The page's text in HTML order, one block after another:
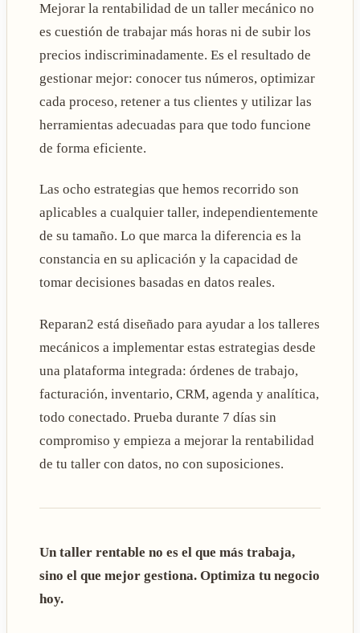
Mejorar la rentabilidad de un taller mecánico no
es cuestión de trabajar más horas ni de subir los
precios indiscriminadamente. Es el resultado de
gestionar mejor: conocer tus números, optimizar
cada proceso, retener a tus clientes y utilizar las
herramientas adecuadas para que todo funcione
de forma eficiente.
Las ocho estrategias que hemos recorrido son
aplicables a cualquier taller, independientemente
de su tamaño. Lo que marca la diferencia es la
constancia en su aplicación y la capacidad de
tomar decisiones basadas en datos reales.
Reparan2 está diseñado para ayudar a los talleres
mecánicos a implementar estas estrategias desde
una plataforma integrada: órdenes de trabajo,
facturación, inventario, CRM, agenda y analítica,
todo conectado. Prueba durante 7 días sin
compromiso y empieza a mejorar la rentabilidad
de tu taller con datos, no con suposiciones.
Un taller rentable no es el que más trabaja,
sino el que mejor gestiona. Optimiza tu negocio
hoy.